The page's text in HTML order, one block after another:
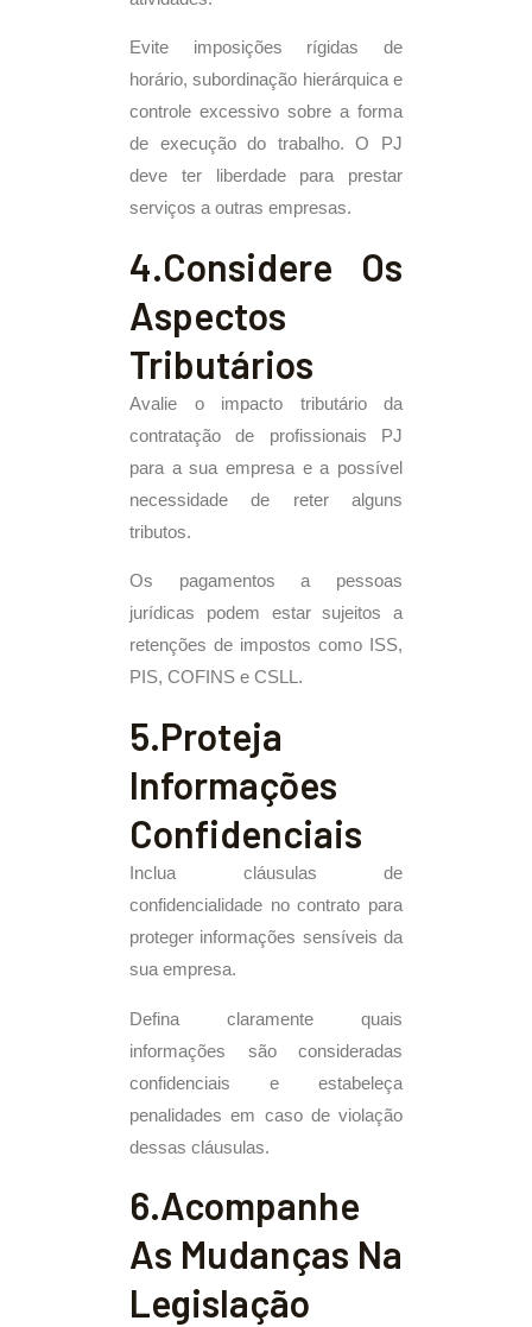
Evite imposições rígidas de
horário, subordinação hierárquica e
controle excessivo sobre a forma
de execução do trabalho. O PJ
deve ter liberdade para prestar
serviços a outras empresas.
4.Considere Os
Aspectos
Tributários
Avalie o impacto tributário da
contratação de profissionais PJ
para a sua empresa e a possível
necessidade de reter alguns
tributos.
Os pagamentos a pessoas
jurídicas podem estar sujeitos a
retenções de impostos como ISS,
PIS, COFINS e CSLL.
5.Proteja
Informações
Confidenciais
Inclua cláusulas de
confidencialidade no contrato para
proteger informações sensíveis da
sua empresa.
Defina claramente quais
informações são consideradas
confidenciais e estabeleça
penalidades em caso de violação
dessas cláusulas.
6.Acompanhe
As Mudanças Na
Legislação